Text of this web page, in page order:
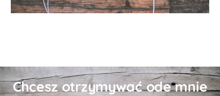
Chcesz otrzymywać ode mnie